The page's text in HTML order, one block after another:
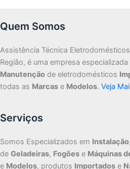
Quem Somos
Assistência Técnica
Região, é uma empresa especializada
Manutenção de eletrodomésticos
todas as Marcas e Modelos. Veja
Serviços
Somos Especializados em Instalação,
de Geladeiras, Fogões e Máquinas
e Modelos, produtos Importados e